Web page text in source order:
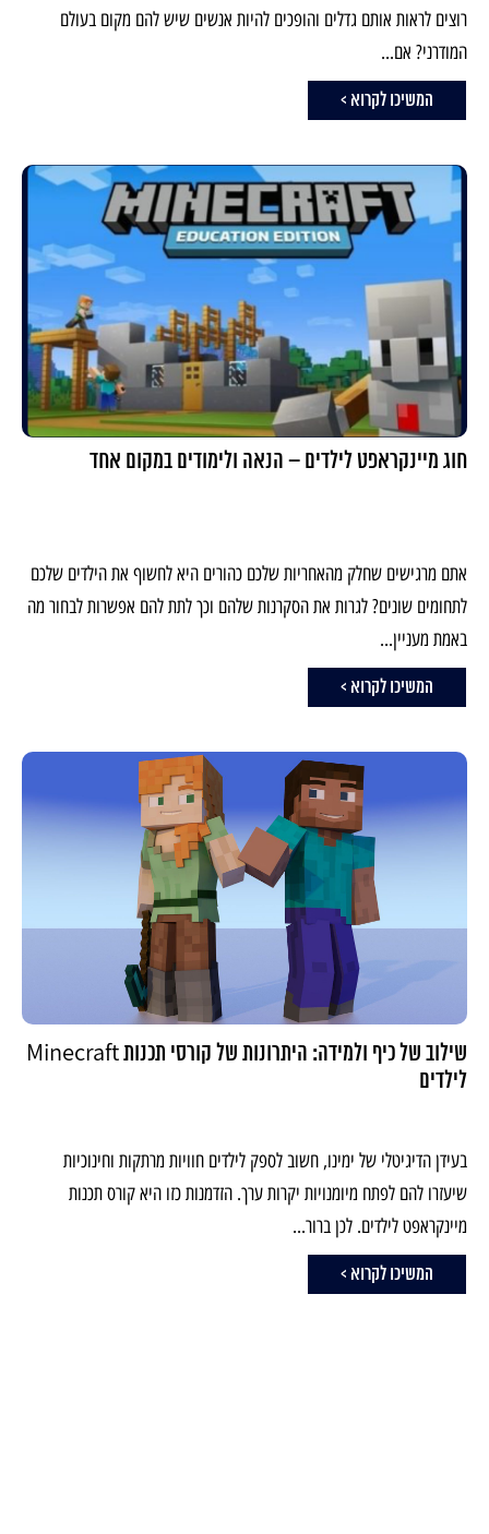
רוצים לראות אותם גדלים והופכים להיות אנשים שיש להם מקום בעולם
המודרני? אם...
המשיכו לקרוא >
חוג מיינקראפט לילדים – הנאה ולימודים במקום אחד
אתם מרגישים שחלק מהאחריות שלכם כהורים היא לחשוף את הילדים שלכם
לתחומים שונים? לגרות את הסקרנות שלהם וכך לתת להם אפשרות לבחור מה
באמת מעניין...
המשיכו לקרוא >
שילוב של כיף ולמידה: היתרונות של קורסי תכנות Minecraft
לילדים
בעידן הדיגיטלי של ימינו, חשוב לספק לילדים חוויות מרתקות וחינוכיות
שיעזרו להם לפתח מיומנויות יקרות ערך. הזדמנות כזו היא קורס תכנות
מיינקראפט לילדים. לכן ברור...
המשיכו לקרוא >